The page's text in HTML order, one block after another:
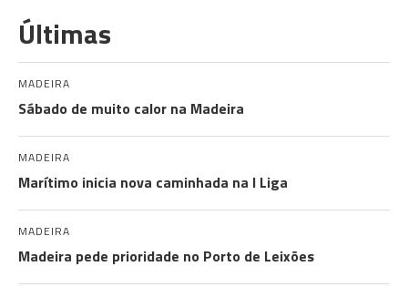
Últimas
MADEIRA
Sábado de muito calor na Madeira
MADEIRA
Marítimo inicia nova caminhada na I Liga
MADEIRA
Madeira pede prioridade no Porto de Leixões